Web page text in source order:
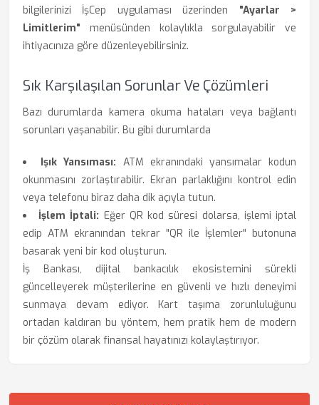
bilgilerinizi İşCep uygulaması üzerinden "Ayarlar >
Limitlerim" menüsünden kolaylıkla sorgulayabilir ve
ihtiyacınıza göre düzenleyebilirsiniz.
Sık Karşılaşılan Sorunlar Ve Çözümleri
Bazı durumlarda kamera okuma hataları veya bağlantı
sorunları yaşanabilir. Bu gibi durumlarda
Işık Yansıması: ATM ekranındaki yansımalar kodun
okunmasını zorlaştırabilir. Ekran parlaklığını kontrol edin
veya telefonu biraz daha dik açıyla tutun.
İşlem İptali: Eğer QR kod süresi dolarsa, işlemi iptal
edip ATM ekranından tekrar "QR ile İşlemler" butonuna
basarak yeni bir kod oluşturun.
İş Bankası, dijital bankacılık ekosistemini sürekli
güncelleyerek müşterilerine en güvenli ve hızlı deneyimi
sunmaya devam ediyor. Kart taşıma zorunluluğunu
ortadan kaldıran bu yöntem, hem pratik hem de modern
bir çözüm olarak finansal hayatınızı kolaylaştırıyor.